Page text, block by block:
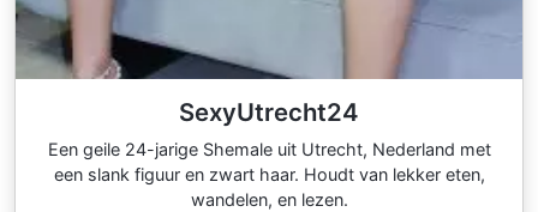
SexyUtrecht24
Een geile 24-jarige Shemale uit Utrecht, Nederland met
een slank figuur en zwart haar. Houdt van lekker eten,
wandelen, en lezen.